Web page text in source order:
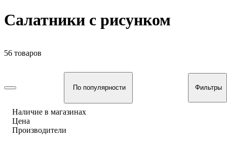
Салатники с рисунком
56 товаров
По популярности Фильтры
Наличие в магазинах
Цена
Производители